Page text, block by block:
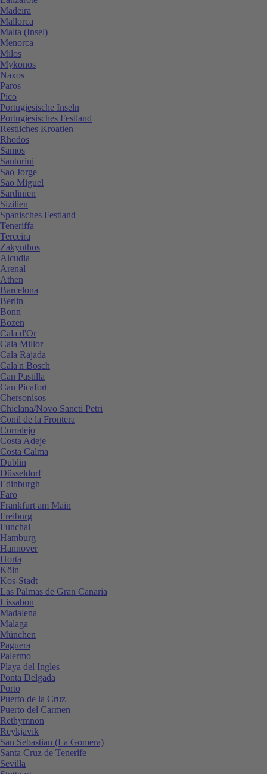
Madeira
Mallorca
Malta (Insel)
Menorca
Milos
Mykonos
Naxos
Paros
Pico
Portugiesische Inseln
Portugiesisches Festland
Restliches Kroatien
Rhodos
Samos
Santorini
Sao Jorge
Sao Miguel
Sardinien
Sizilien
Spanisches Festland
Teneriffa
Terceira
Zakynthos
Alcudia
Arenal
Athen
Barcelona
Berlin
Bonn
Bozen
Cala d'Or
Cala Millor
Cala Rajada
Cala'n Bosch
Can Pastilla
Can Picafort
Chersonisos
Chiclana/Novo Sancti Petri
Conil de la Frontera
Corralejo
Costa Adeje
Costa Calma
Dublin
Düsseldorf
Edinburgh
Faro
Frankfurt am Main
Freiburg
Funchal
Hamburg
Hannover
Horta
Köln
Kos-Stadt
Las Palmas de Gran Canaria
Lissabon
Madalena
Malaga
München
Paguera
Palermo
Playa del Ingles
Ponta Delgada
Porto
Puerto de la Cruz
Puerto del Carmen
Rethymnon
Reykjavik
San Sebastian (La Gomera)
Santa Cruz de Tenerife
Sevilla